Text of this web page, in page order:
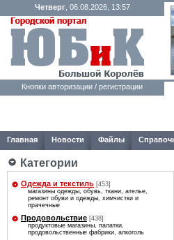
Четверг, 06.08.2026, 13:57
Кнопки авторизации / регистрации
Главная Новости Файлы
Категории
Одежда и текстиль [453]
магазины одежды, обувь, ткани, ателье,
ремонт обуви и одежды, химчистки и
прачечные
Продовольствие [438]
продуктовые магазины, палатки,
продовольственные фабрики, алкоголь